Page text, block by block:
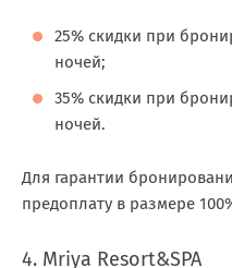
25% скидки при
ночей;
35% скидки при
ночей.
Для гарантии
предоплату в размере
4. Mriya Resort&SPA